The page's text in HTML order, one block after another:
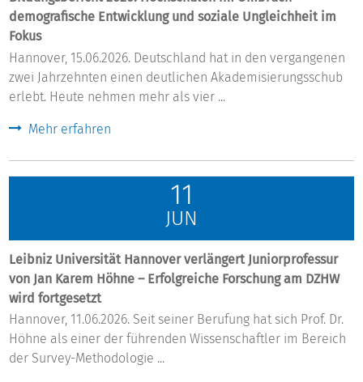
demografische Entwicklung und soziale Ungleichheit im
Fokus
Hannover, 15.06.2026. Deutschland hat in den vergangenen
zwei Jahrzehnten einen deutlichen Akademisierungsschub
erlebt. Heute nehmen mehr als vier ...
Mehr erfahren
11
JUN
Leibniz Universität Hannover verlängert Juniorprofessur
von Jan Karem Höhne – Erfolgreiche Forschung am DZHW
wird fortgesetzt
Hannover, 11.06.2026. Seit seiner Berufung hat sich Prof. Dr.
Höhne als einer der führenden Wissenschaftler im Bereich
der Survey-Methodologie ...